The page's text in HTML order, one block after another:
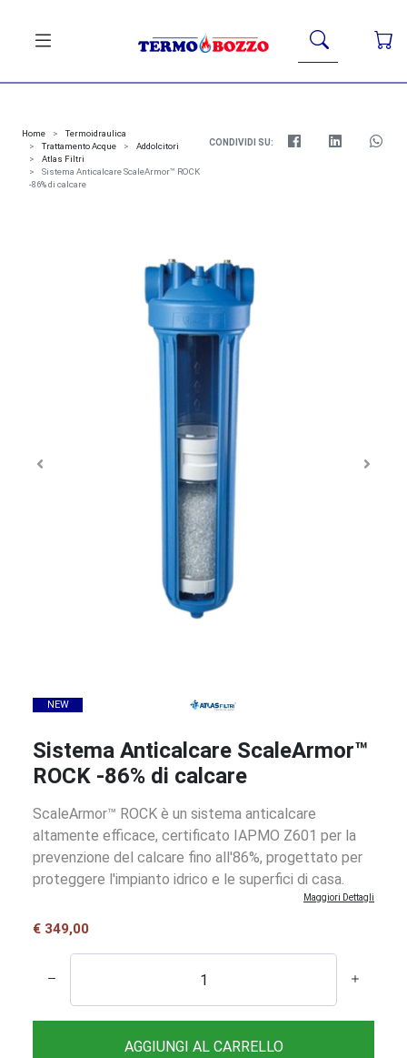
Home
Termoidraulica
Trattamento Acque
Addolcitori
Atlas Filtri
Sistema Anticalcare ScaleArmor™ ROCK
-86% di calcare
CONDIVIDI SU:
NEW
Sistema Anticalcare ScaleArmor™
ROCK -86% di calcare
ScaleArmor™ ROCK è un sistema anticalcare
altamente efficace, certificato IAPMO Z601 per la
prevenzione del calcare fino all'86%, progettato per
proteggere l'impianto idrico e le superfici di casa.
Maggiori Dettagli
€ 349,00
AGGIUNGI AL CARRELLO